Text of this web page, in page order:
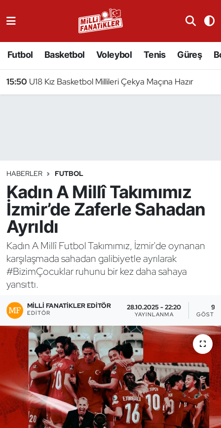
Futbol Basketbol Voleybol Tenis Güreş
15:50 U18 Kız Basketbol Millileri Çekya Maçına Hazır
HABERLER FUTBOL
Kadın A Millî Takımımız
İzmir’de Zaferle Sahadan
Ayrıldı
Kadın A Millî Futbol Takımımız, İzmir'de oynanan
karşılaşmada sahadan galibiyetle ayrılarak
#BizimÇocuklar ruhunu bir kez daha sahaya
yansıttı.
MILLI FANATIKLER EDITÖR
EDITÖR
28.10.2025 - 22:20
YAYINLANMA
9
Badminton
Binicilik
Bisiklet
Bocce Bowling Dart
Boks
Briç
Buz Hokeyi
Buz Pateni
Çim Hokeyi
Cimnastik
Curling